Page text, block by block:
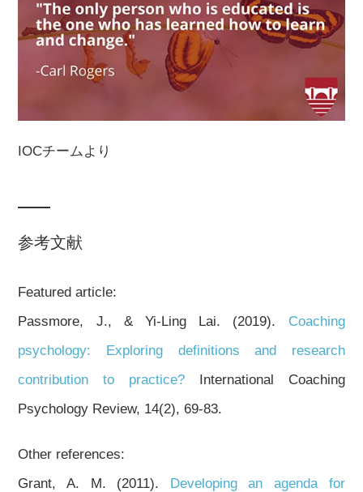
IOCチームより
参考文献
Featured article:
Passmore, J., & Yi-Ling Lai. (2019). Coaching
psychology: Exploring definitions and research
contribution to practice? International Coaching
Psychology Review, 14(2), 69-83.
Other references:
Grant, A. M. (2011). Developing an agenda for